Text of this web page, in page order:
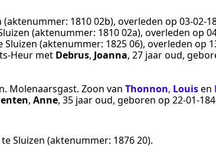
(aktenummer: 1810 02b), overleden op
(aktenummer: 1810 02a), overleden op
Sluizen (aktenummer: 1825 06), overleden op
Heur met Debrus, Joanna, 27 jaar oud,
. Molenaarsgast. Zoon van Thonnon, Louisen
, Anne, 35 jaar oud, geboren op
teSluizen (aktenummer: 1876 20).